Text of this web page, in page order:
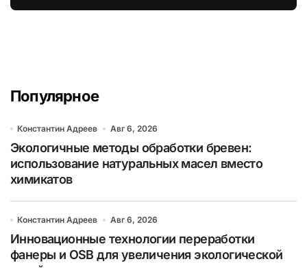
Популярное
Константин Адреев Авг 6, 2026
Экологичные методы обработки бревен:
использование натуральных масел вместо
химикатов
Константин Адреев Авг 6, 2026
Инновационные технологии переработки
фанеры и OSB для увеличения экологической